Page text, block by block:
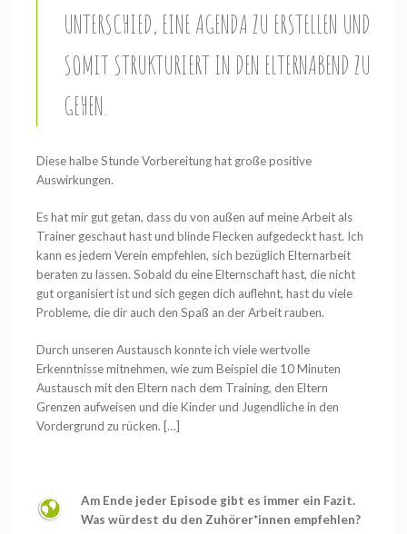
NTERSCHIED, EINE AGENDA ZU ERSTELLEN UND S
OMIT STRUKTURIERT IN DEN ELTERNABEND ZU G
EHEN.
Diese halbe Stunde Vorbereitung hat große positive
Auswirkungen.
Es hat mir gut getan, dass du von außen auf meine Arbeit als
Trainer geschaut hast und blinde Flecken aufgedeckt hast. Ich
kann es jedem Verein empfehlen, sich bezüglich Elternarbeit
beraten zu lassen. Sobald du eine Elternschaft hast, die nicht
gut organisiert ist und sich gegen dich auflehnt, hast du viele
Probleme, die dir auch den Spaß an der Arbeit rauben.
Durch unseren Austausch konnte ich viele wertvolle
Erkenntnisse mitnehmen, wie zum Beispiel die 10 Minuten
Austausch mit den Eltern nach dem Training, den Eltern
Grenzen aufweisen und die Kinder und Jugendliche in den
Vordergrund zu rücken. […]
Am Ende jeder Episode gibt es immer ein Fazit.
Was würdest du den Zuhörer*innen empfehlen?